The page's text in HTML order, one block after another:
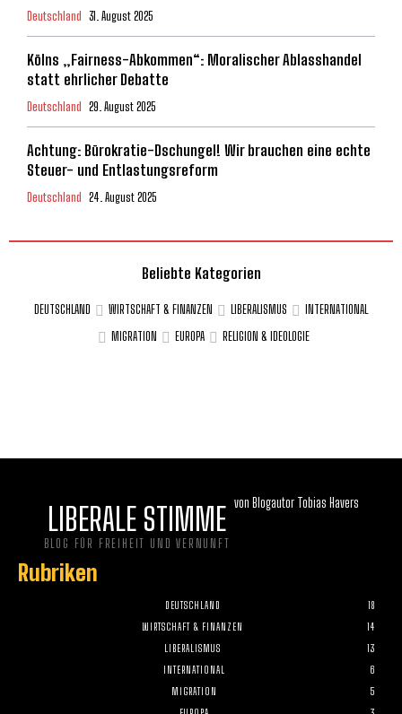
Deutschland 31. August 2025
Kölns „Fairness-Abkommen“: Moralischer Ablasshandel
statt ehrlicher Debatte
Deutschland 29. August 2025
Achtung: Bürokratie-Dschungel! Wir brauchen eine echte
Steuer- und Entlastungsreform
Deutschland 24. August 2025
Beliebte Kategorien
DEUTSCHLAND WIRTSCHAFT & FINANZEN LIBERALISMUS
INTERNATIONAL
MIGRATION
EUROPA RELIGION & IDEOLOGIE
LIBERALE STIMME
BLOG FÜR FREIHEIT UND VERNUNFT
von Blogautor Tobias Havers
Rubriken
DEUTSCHLAND
18
WIRTSCHAFT & FINANZEN
14
LIBERALISMUS
13
INTERNATIONAL
6
MIGRATION
5